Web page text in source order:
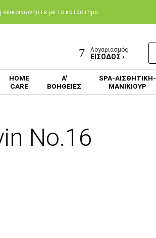
επικοινωνήστε με το κατάστημα.
Λογαριασμός
ΕΙΣΟΔΟΣ ›
HOME
CARE
Α'
ΒΟΗΘΕΙΕΣ
SPA-ΑΙΣΘΗΤΙΚΗ-
ΜΑΝΙΚΙΟΥΡ
Νο.16